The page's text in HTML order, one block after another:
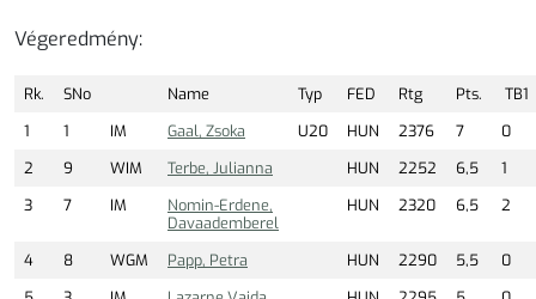
Végeredmény:
Rk. SNo Name Typ FED Rtg Pts.
TB1
1
1 IM Gaal, Zsoka U20 HUN 2376 7
0
2
9 WIM Terbe, Julianna HUN 2252 6,5
1
3
7 IM
Nomin-Erdene,
Davaademberel
HUN 2320 6,5 2
4 8 WGM Papp, Petra HUN 2290 5,5
0